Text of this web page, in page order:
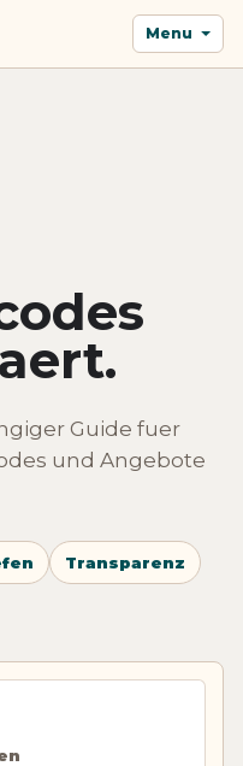
Menu
Guide fuer
und Angebote
Transparenz